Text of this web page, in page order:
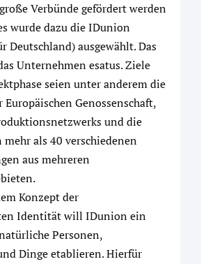
Verbünde gefördert werden
wurde dazu die IDunion
Deutschland) ausgewählt. Das
Unternehmen esatus. Ziele
seien unter anderem die
Genossenschaft,
und die
als 40 verschiedenen
aus mehreren
Konzept der
Identität will IDunion ein
Personen,
Dinge etablieren. Hierfür